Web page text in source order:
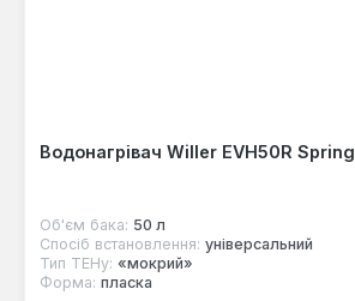
Водонагрівач Willer EVH50R Spring
Об'єм бака: 50 л
Спосіб встановлення: універсальний
Тип ТЕНу: «мокрий»
Форма: пласка